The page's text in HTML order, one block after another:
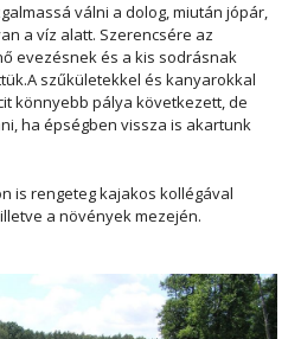
válni a dolog, miután jópár,
a víz alatt. Szerencsére az
evezésnek és a kis sodrásnak
szűkületekkel és kanyarokkal
könnyebb pálya következett, de
ha épségben vissza is akartunk
is rengeteg kajakos kollégával
a növények mezején.